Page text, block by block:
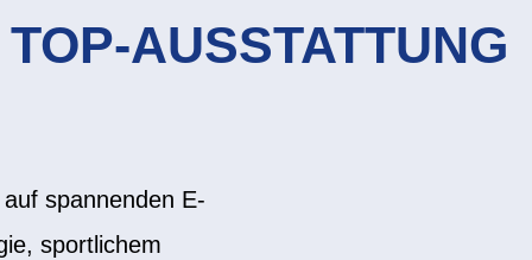
AUSSTATTUNG
spannenden E-
sportlichem